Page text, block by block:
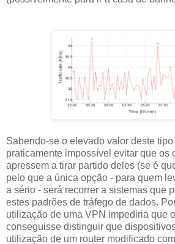
Sabendo-se o elevado valor deste
praticamente impossível evitar que os
apressem a tirar partido deles (se é
pelo que a única opção - para quem
a sério - será recorrer a sistemas que
estes padrões de tráfego de dados.
utilização de uma VPN impediria que
conseguisse distinguir que
utilização de um router modificado